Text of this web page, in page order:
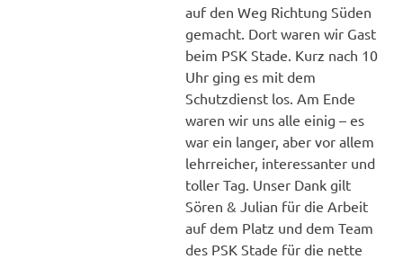
auf den Weg Richtung Süden
gemacht. Dort waren wir Gast
beim PSK Stade. Kurz nach 10
Uhr ging es mit dem
Schutzdienst los. Am Ende
waren wir uns alle einig – es
war ein langer, aber vor allem
lehrreicher, interessanter und
toller Tag. Unser Dank gilt
Sören & Julian für die Arbeit
auf dem Platz und dem Team
des PSK Stade für die nette